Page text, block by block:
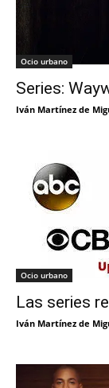
Ocio urbano
Series:
Iván Martínez de
Ocio urbano
Las series
Iván Martínez de